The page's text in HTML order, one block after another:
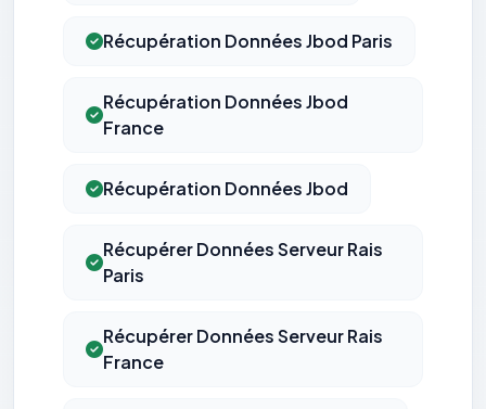
Récupération Données Jbod Paris
Récupération Données Jbod
France
Récupération Données Jbod
Récupérer Données Serveur Rais
Paris
Récupérer Données Serveur Rais
France